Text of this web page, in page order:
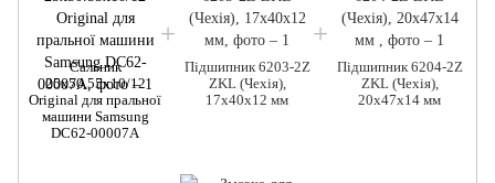
Сальник
25x50.55x10/12
Original для пральної
машини Samsung
DC62-00007A
Підшипник 6203-2Z
ZKL (Чехія),
17x40x12 мм
Підшипник 6204-2Z
ZKL (Чехія),
20x47x14 мм